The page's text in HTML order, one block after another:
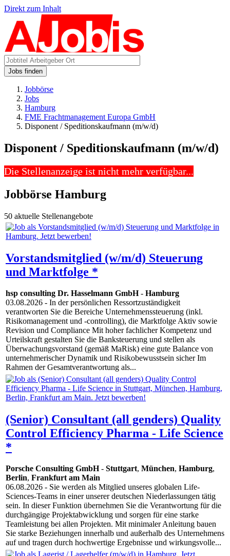
Direkt zum Inhalt
Jobs finden
Jobbörse
Jobs
Hamburg
FME Frachtmanagement Europa GmbH
Disponent / Speditionskaufmann (m/w/d)
Disponent / Speditionskaufmann (m/w/d)
Die Stellenanzeige ist nicht mehr verfügbar...
Jobbörse Hamburg
50 aktuelle Stellenangebote
Vorstandsmitglied (w/m/d) Steuerung
und Marktfolge *
hsp consulting Dr. Hasselmann GmbH- Hamburg
03.08.2026 - In der persönlichen Ressortzuständigkeit
verantworten Sie die Bereiche Unternehmenssteuerung (inkl.
Risikomanagement und -controlling), die Marktfolge Aktiv sowie
Revision und Compliance Mit hoher fachlicher Kompetenz und
Urteilskraft gestalten Sie die Banksteuerung und stellen als
Überwachungsvorstand (gemäß MaRisk) eine gute Balance von
unternehmerischer Dynamik und Risikobewusstsein sicher Im
Rahmen der Gesamtverantwortung als...
(Senior) Consultant (all genders) Quality
Control Efficiency Pharma - Life Science
*
Porsche Consulting GmbH- Stuttgart, München, Hamburg,
Berlin, Frankfurt am Main
06.08.2026 - Sie werden als Mitglied unseres globalen Life-
Sciences-Teams in einer unserer deutschen Niederlassungen tätig
sein. In dieser Funktion übernehmen Sie die Verantwortung für die
durchgängige Projektabwicklung und sorgen für eine starke
Teamleistung bei allen Projekten. Mit minimaler Anleitung bauen
Sie starke Beziehungen innerhalb und außerhalb des Unternehmens
auf und tragen durch hochwertige Ergebnisse und wirkungsvolle...